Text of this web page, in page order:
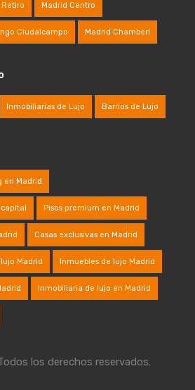
Retiro Madrid Centro
Ciudalcampo Madrid Chamberí
Inmobiliarias de Lujo Barrios de Lujo
en Madrid
Pisos premium en Madrid
Casas exclusivas en Madrid
Madrid Inmuebles de lujo Madrid
Inmobiliaria de lujo en Madrid
los derechos reservados.